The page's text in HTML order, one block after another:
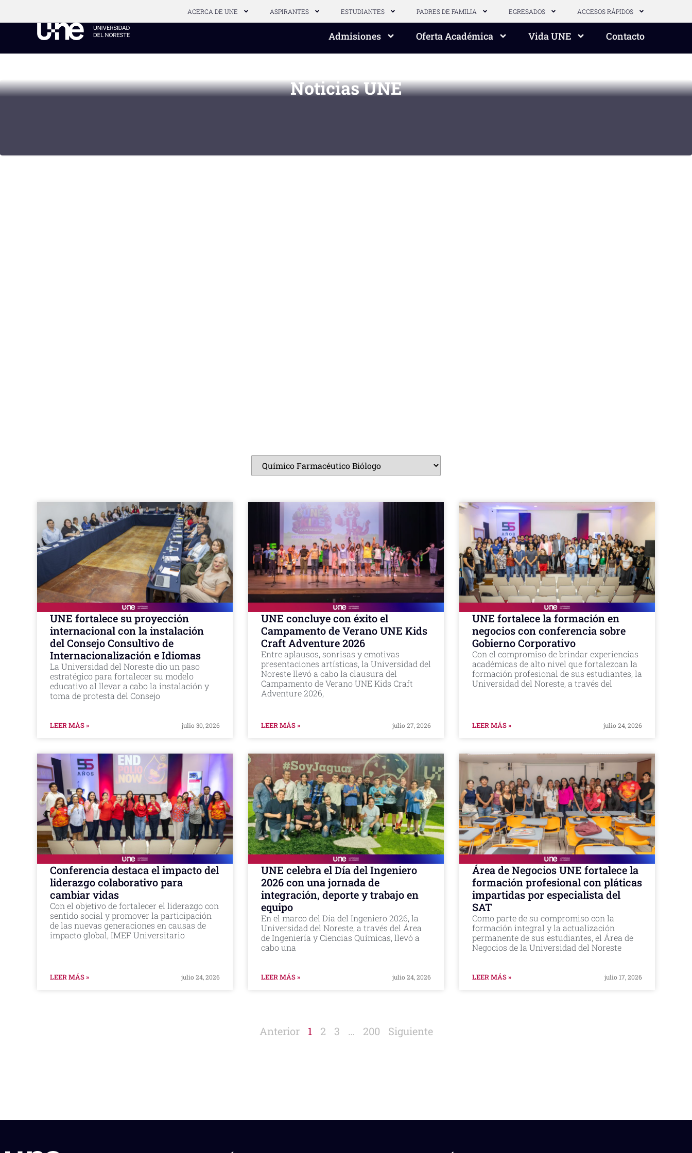
ACERCA DE UNE ASPIRANTES ESTUDIANTES PADRES DE FAMILIA EGRESADOS ACCESOS RÁPIDOS
Admisiones Oferta Académica Vida UNE Contacto
Noticias UNE
UNE fortalece su proyección
internacional con la instalación
del Consejo Consultivo de
Internacionalización e Idiomas
La Universidad del Noreste dio un paso
estratégico para fortalecer su modelo
educativo al llevar a cabo la instalación y
toma de protesta del Consejo
LEER MÁS » julio 30, 2026
UNE concluye con éxito el
Campamento de Verano UNE Kids
Craft Adventure 2026
Entre aplausos, sonrisas y emotivas
presentaciones artísticas, la Universidad del
Noreste llevó a cabo la clausura del
Campamento de Verano UNE Kids Craft
Adventure 2026,
LEER MÁS » julio 27, 2026
UNE fortalece la formación en
negocios con conferencia sobre
Gobierno Corporativo
Con el compromiso de brindar experiencias
académicas de alto nivel que fortalezcan la
formación profesional de sus estudiantes, la
Universidad del Noreste, a través del
LEER MÁS » julio 24, 2026
Conferencia destaca el impacto del
liderazgo colaborativo para
cambiar vidas
Con el objetivo de fortalecer el liderazgo con
sentido social y promover la participación
de las nuevas generaciones en causas de
impacto global, IMEF Universitario
LEER MÁS » julio 24, 2026
UNE celebra el Día del Ingeniero
2026 con una jornada de
integración, deporte y trabajo en
equipo
En el marco del Día del Ingeniero 2026, la
Universidad del Noreste, a través del Área
de Ingeniería y Ciencias Químicas, llevó a
cabo una
LEER MÁS » julio 24, 2026
Área de Negocios UNE fortalece la
formación profesional con pláticas
impartidas por especialista del
SAT
Como parte de su compromiso con la
formación integral y la actualización
permanente de sus estudiantes, el Área de
Negocios de la Universidad del Noreste
LEER MÁS » julio 17, 2026
Anterior 1 2 3 … 200 Siguiente